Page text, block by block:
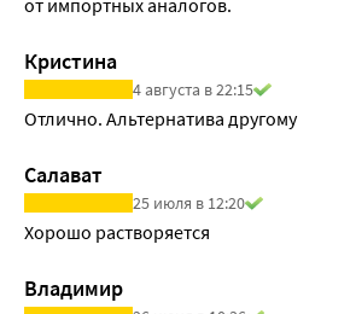
Кристина
4 августа в 22:15
Отлично. Альтернатива другому
Салават
25 июля в 12:20
Хорошо растворяется
Владимир